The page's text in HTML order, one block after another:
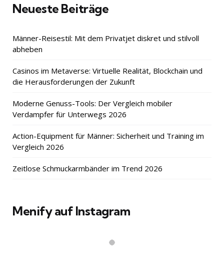
Neueste Beiträge
Männer-Reisestil: Mit dem Privatjet diskret und stilvoll
abheben
Casinos im Metaverse: Virtuelle Realität, Blockchain und
die Herausforderungen der Zukunft
Moderne Genuss-Tools: Der Vergleich mobiler
Verdampfer für Unterwegs 2026
Action-Equipment für Männer: Sicherheit und Training im
Vergleich 2026
Zeitlose Schmuckarmbänder im Trend 2026
Menify auf Instagram